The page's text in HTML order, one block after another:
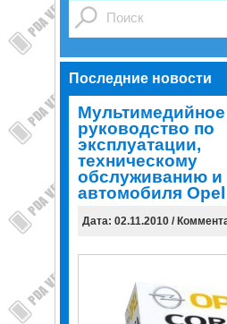
Последние новости
Мультимедийное
руководство по
эксплуатации,
техническому
обслуживанию и
автомобиля
Дата: 02.11.2010 /